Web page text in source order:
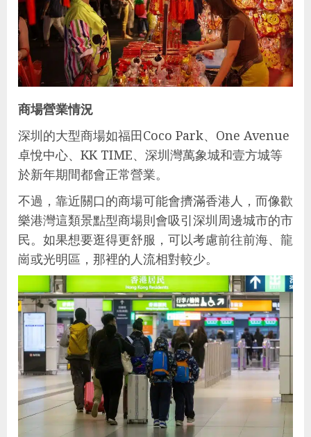
商場營業情況
深圳的大型商場如福田Coco Park、One Avenue
卓悅中心、KK TIME、深圳灣萬象城和壹方城等
於新年期間都會正常營業。
不過，靠近關口的商場可能會擠滿香港人，而像歡
樂港灣這類景點型商場則會吸引深圳周邊城市的市
民。如果想要逛得更舒服，可以考慮前往前海、龍
崗或光明區，那裡的人流相對較少。